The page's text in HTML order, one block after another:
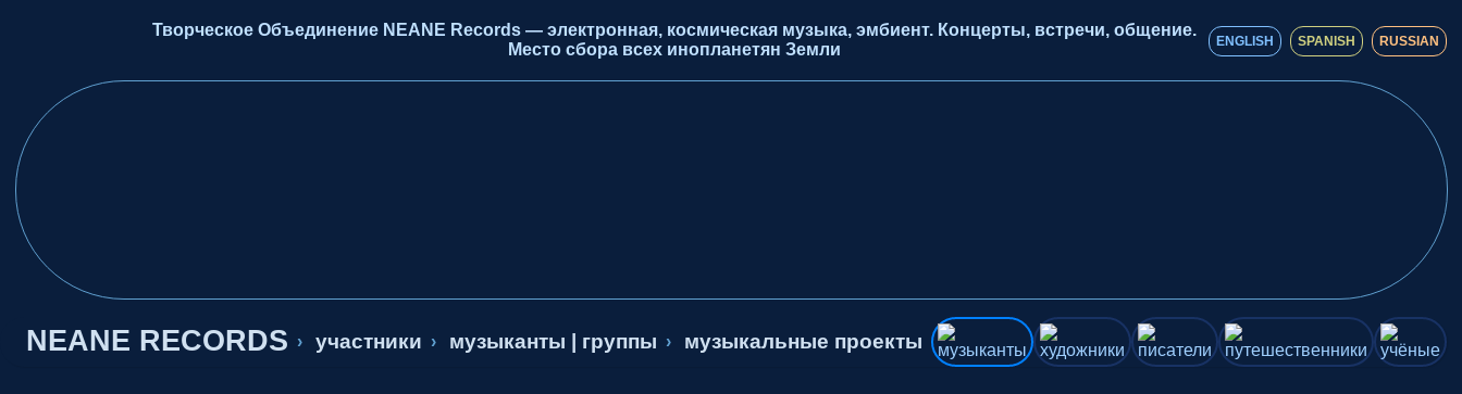
Творческое Объединение NEANE Records — электронная, космическая музыка, эмбиент. Концерты, встречи, общение.
Место сбора всех инопланетян Земли
ENGLISH SPANISH RUSSIAN
NEANE RECORDS › участники › музыканты | группы › музыкальные проекты